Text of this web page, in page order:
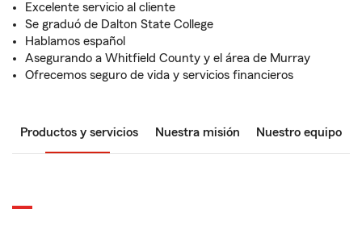
Excelente servicio al cliente
Se graduó de Dalton State College
Hablamos español
Asegurando a Whitfield County y el área de Murray
Ofrecemos seguro de vida y servicios financieros
Productos y servicios Nuestra misión Nuestro equipo